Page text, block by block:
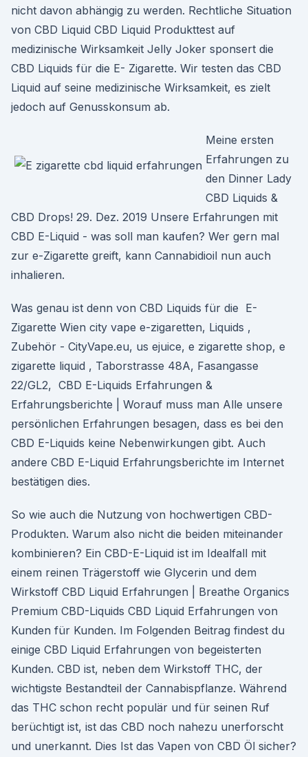
nicht davon abhängig zu werden. Rechtliche Situation
von CBD Liquid CBD Liquid Produkttest auf
medizinische Wirksamkeit Jelly Joker sponsert die
CBD Liquids für die E- Zigarette. Wir testen das CBD
Liquid auf seine medizinische Wirksamkeit, es zielt
jedoch auf Genusskonsum ab.
Meine ersten
Erfahrungen zu
den Dinner Lady
CBD Liquids &
CBD Drops! 29. Dez. 2019 Unsere Erfahrungen mit
CBD E-Liquid - was soll man kaufen? Wer gern mal
zur e-Zigarette greift, kann Cannabidioil nun auch
inhalieren.
Was genau ist denn von CBD Liquids für die E-
Zigarette Wien city vape e-zigaretten, Liquids ,
Zubehör - CityVape.eu, us ejuice, e zigarette shop, e
zigarette liquid , Taborstrasse 48A, Fasangasse
22/GL2, CBD E-Liquids Erfahrungen &
Erfahrungsberichte | Worauf muss man Alle unsere
persönlichen Erfahrungen besagen, dass es bei den
CBD E-Liquids keine Nebenwirkungen gibt. Auch
andere CBD E-Liquid Erfahrungsberichte im Internet
bestätigen dies.
So wie auch die Nutzung von hochwertigen CBD-
Produkten. Warum also nicht die beiden miteinander
kombinieren? Ein CBD-E-Liquid ist im Idealfall mit
einem reinen Trägerstoff wie Glycerin und dem
Wirkstoff CBD Liquid Erfahrungen | Breathe Organics
Premium CBD-Liquids CBD Liquid Erfahrungen von
Kunden für Kunden. Im Folgenden Beitrag findest du
einige CBD Liquid Erfahrungen von begeisterten
Kunden. CBD ist, neben dem Wirkstoff THC, der
wichtigste Bestandteil der Cannabispflanze. Während
das THC schon recht populär und für seinen Ruf
berüchtigt ist, ist das CBD noch nahezu unerforscht
und unerkannt. Dies Ist das Vapen von CBD Öl sicher?